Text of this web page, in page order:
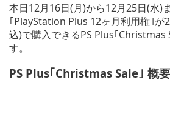
本日12月16日(月)から12月25日(水)
｢PlayStation Plus 12ヶ月利用権｣が
込)で購入できるPS Plus｢Christmas
す。
PS Plus｢Christmas Sale｣ 概要